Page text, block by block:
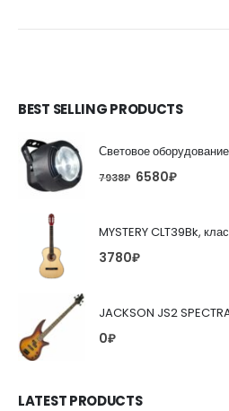
BEST SELLING PRODUCTS
Световое
7938₽ 6580₽
MYSTERY CLT39Bk,
3780₽
0₽
LATEST PRODUCTS